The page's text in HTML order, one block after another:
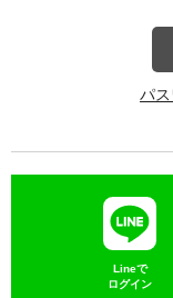
パ
Lineで
ログイン